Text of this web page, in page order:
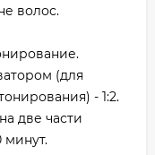
волос.
(для
- 1:2.
две части
минут.